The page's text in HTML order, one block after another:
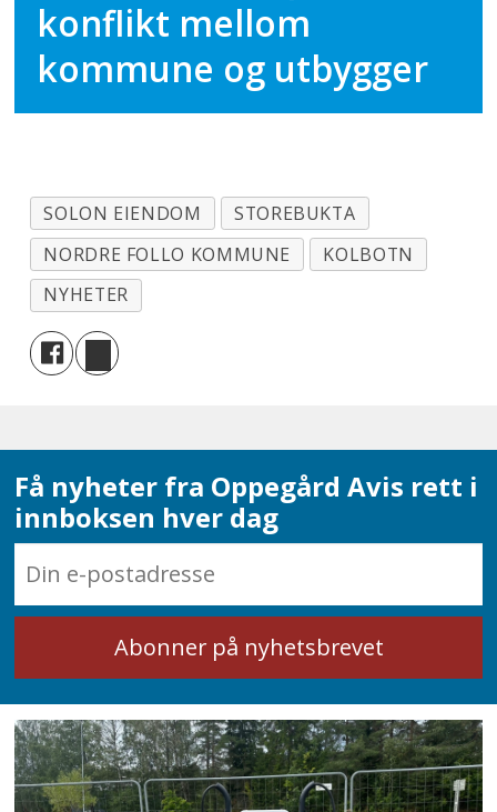
konflikt mellom
kommune og utbygger
SOLON EIENDOM
STOREBUKTA
NORDRE FOLLO KOMMUNE
KOLBOTN
NYHETER
Få nyheter fra Oppegård Avis rett i
innboksen hver dag